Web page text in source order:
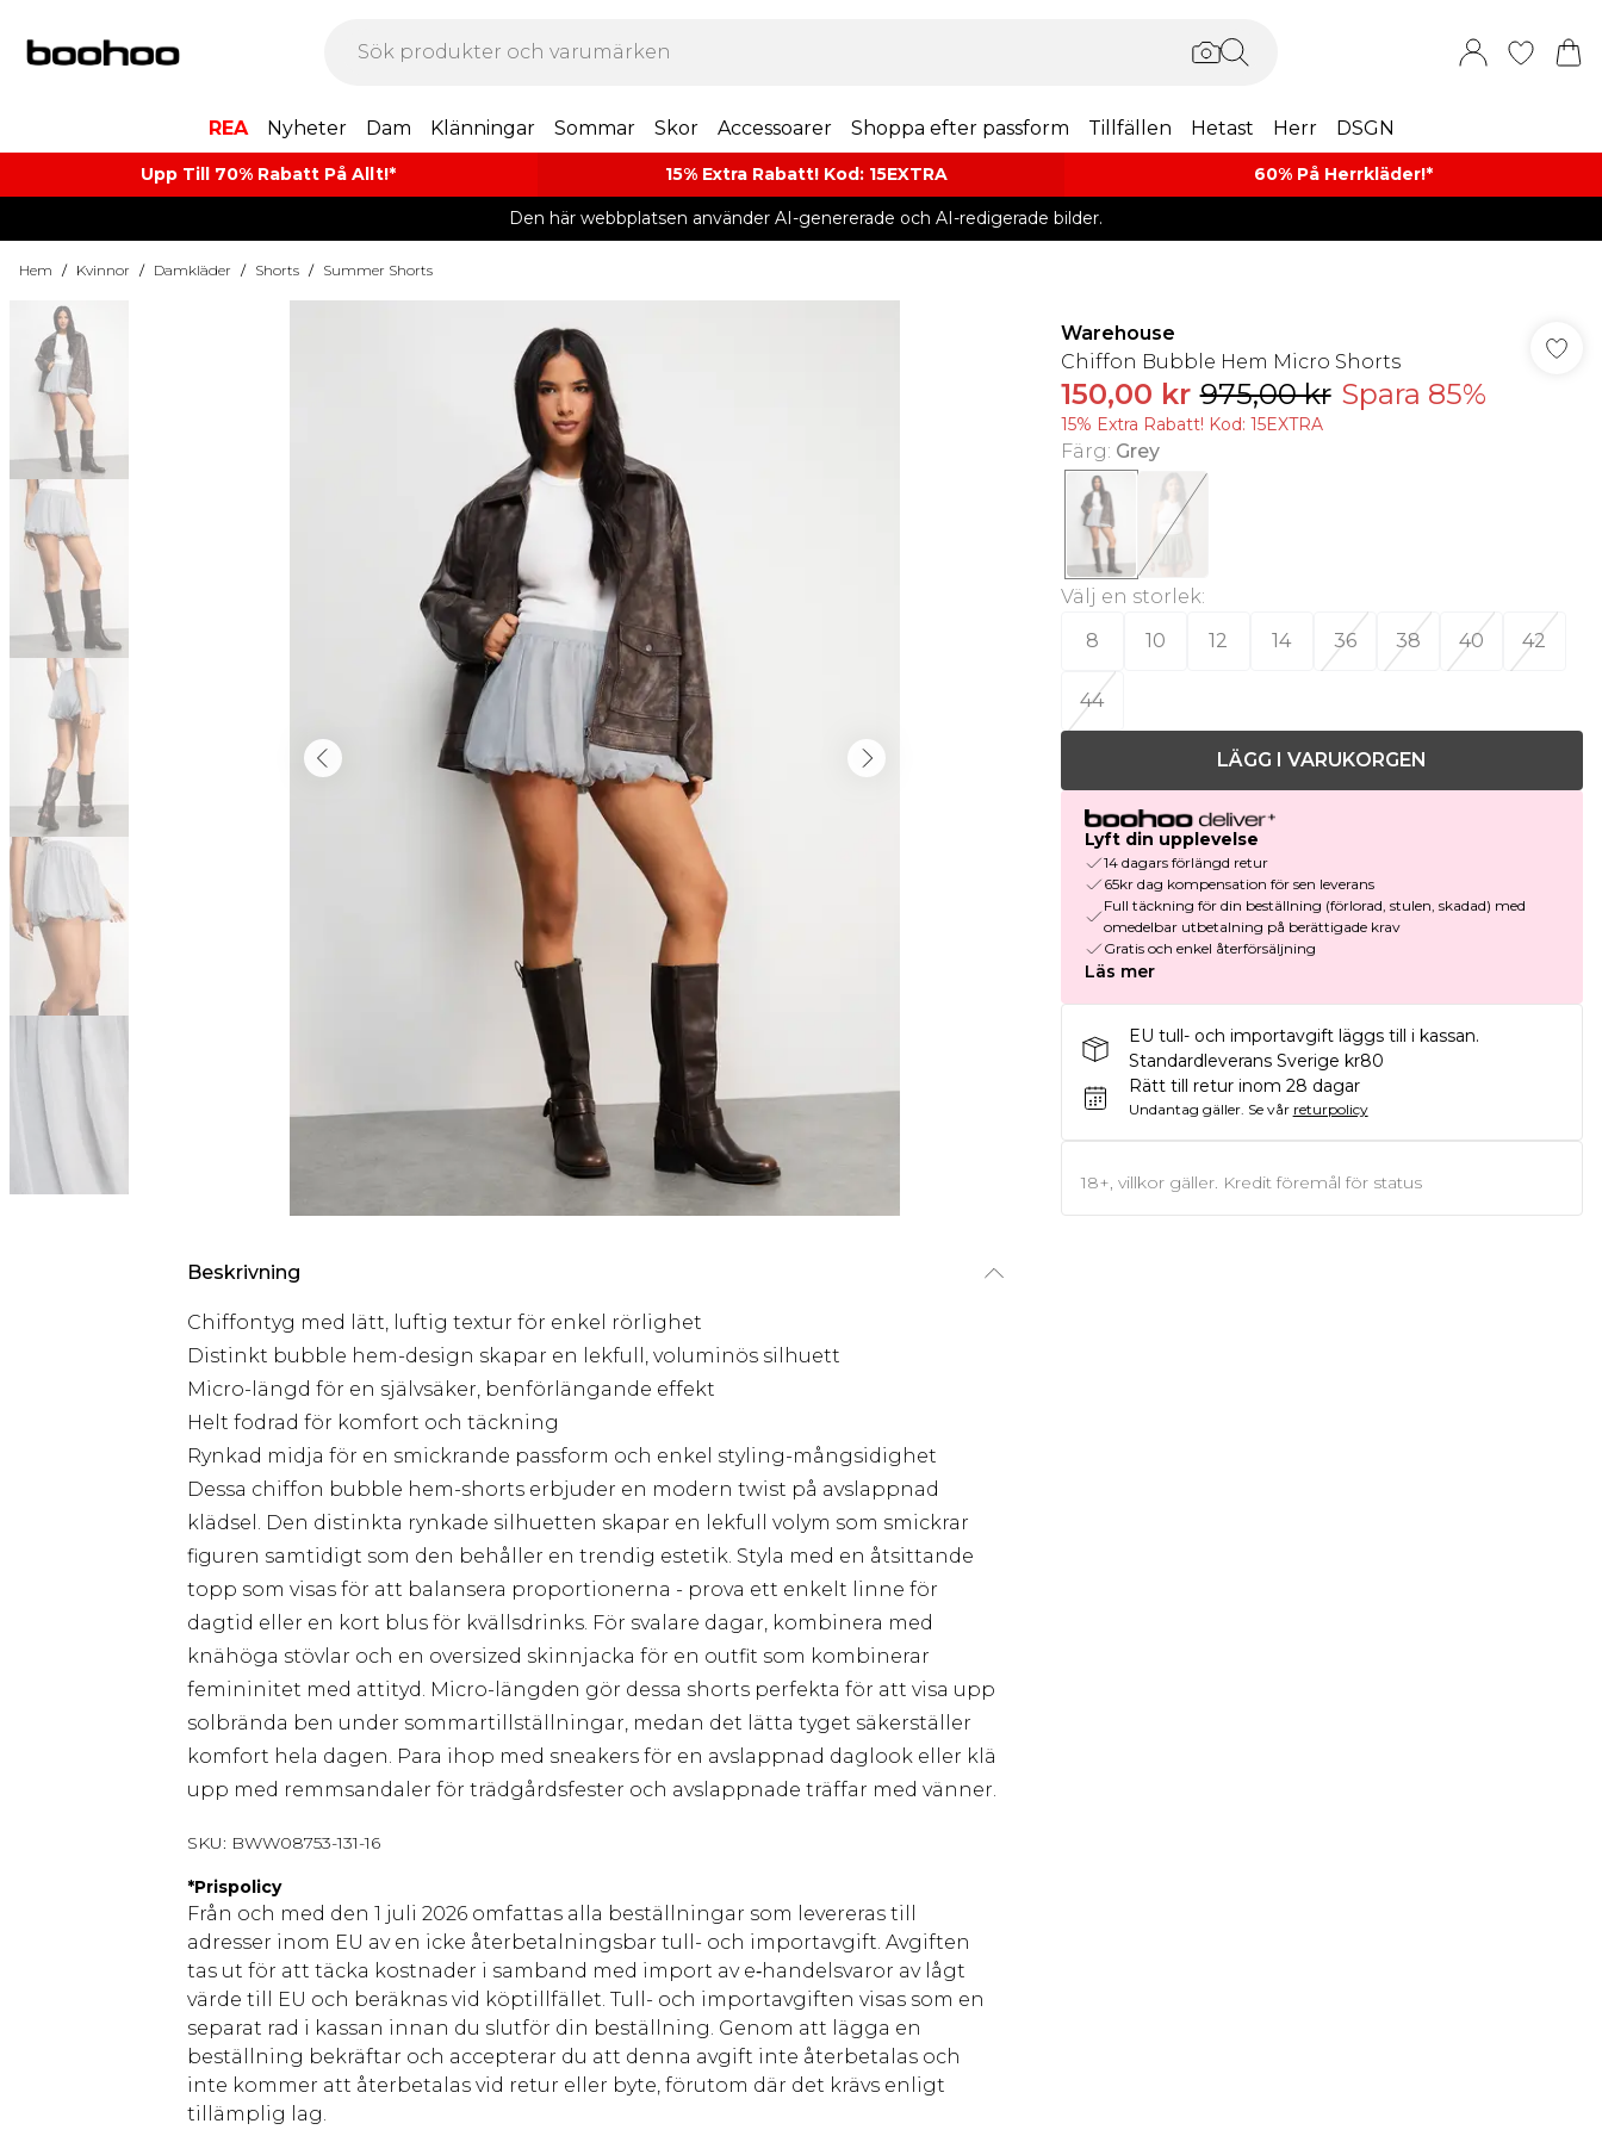
REA Nyheter Dam Klänningar Sommar Skor Accessoarer Shoppa efter passform Tillfällen Hetast Herr DSGN
Upp Till 70% Rabatt På Allt!* 15% Extra Rabatt! Kod: 15EXTRA 60% På Herrkläder!*​
Den här webbplatsen använder AI-genererade och AI-redigerade bilder.
Hem / Kvinnor / Damkläder / Shorts / Summer Shorts
Beskrivning
Chiffontyg med lätt, luftig textur för enkel rörlighet
Distinkt bubble hem-design skapar en lekfull, voluminös silhuett
Micro-längd för en självsäker, benförlängande effekt
Helt fodrad för komfort och täckning
Rynkad midja för en smickrande passform och enkel styling-mångsidighet
Dessa chiffon bubble hem-shorts erbjuder en modern twist på avslappnad
klädsel. Den distinkta rynkade silhuetten skapar en lekfull volym som smickrar
figuren samtidigt som den behåller en trendig estetik. Styla med en åtsittande
topp som visas för att balansera proportionerna - prova ett enkelt linne för
dagtid eller en kort blus för kvällsdrinks. För svalare dagar, kombinera med
knähöga stövlar och en oversized skinnjacka för en outfit som kombinerar
femininitet med attityd. Micro-längden gör dessa shorts perfekta för att visa upp
solbrända ben under sommartillställningar, medan det lätta tyget säkerställer
komfort hela dagen. Para ihop med sneakers för en avslappnad daglook eller klä
upp med remmsandaler för trädgårdsfester och avslappnade träffar med vänner.
SKU: BWW08753-131-16
*Prispolicy
Från och med den 1 juli 2026 omfattas alla beställningar som levereras till
adresser inom EU av en icke återbetalningsbar tull- och importavgift. Avgiften
tas ut för att täcka kostnader i samband med import av e‑handelsvaror av lågt
värde till EU och beräknas vid köptillfället. Tull- och importavgiften visas som en
separat rad i kassan innan du slutför din beställning. Genom att lägga en
beställning bekräftar och accepterar du att denna avgift inte återbetalas och
inte kommer att återbetalas vid retur eller byte, förutom där det krävs enligt
tillämplig lag.
Warehouse
Chiffon Bubble Hem Micro Shorts
150,00 kr 975,00 kr Spara 85%
15% Extra Rabatt! Kod: 15EXTRA
Färg: Grey
Välj en storlek:
8
10 12 14 36 38 40 42
44
LÄGG I VARUKORGEN
Lyft din upplevelse
14 dagars förlängd retur
65kr dag kompensation för sen leverans
Full täckning för din beställning (förlorad, stulen, skadad) med
omedelbar utbetalning på berättigade krav
Gratis och enkel återförsäljning
Läs mer
EU tull- och importavgift läggs till i kassan.
Standardleverans Sverige kr80
Rätt till retur inom 28 dagar
Undantag gäller. Se vår returpolicy
18+, villkor gäller. Kredit föremål för status